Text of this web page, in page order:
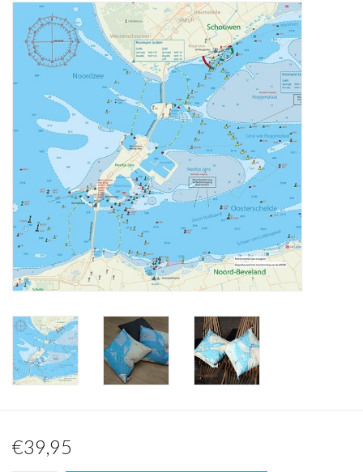
Waterkaart
Duikgidsen
Contact
Waterproof tassen
Nieuws
€39,95